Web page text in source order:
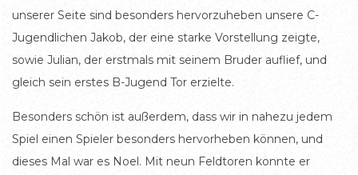
unserer Seite sind besonders hervorzuheben unsere C-
Jugendlichen Jakob, der eine starke Vorstellung zeigte,
sowie Julian, der erstmals mit seinem Bruder auflief, und
gleich sein erstes B-Jugend Tor erzielte.
Besonders schön ist außerdem, dass wir in nahezu jedem
Spiel einen Spieler besonders hervorheben können, und
dieses Mal war es Noel. Mit neun Feldtoren konnte er